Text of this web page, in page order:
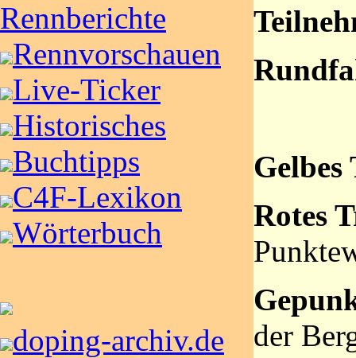
Rennberichte
Rennvorschauen
Live-Ticker
Historisches
Buchtipps
C4F-Lexikon
Wörterbuch
doping-archiv.de
Rotes
der